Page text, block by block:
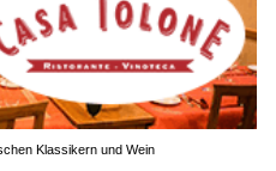
Klassikern und Wein